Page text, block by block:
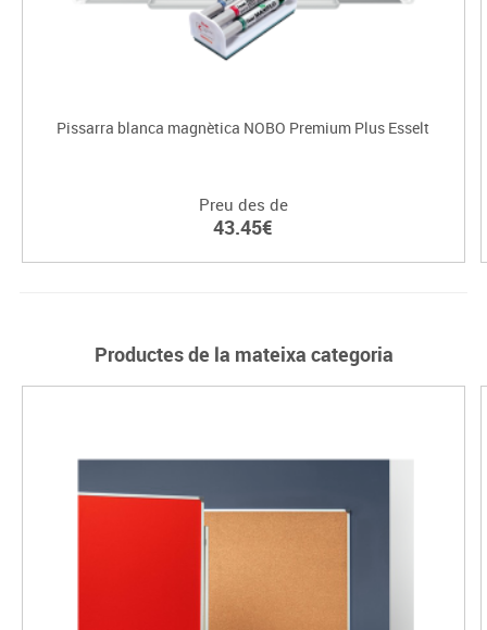
Pissarra blanca magnètica NOBO Premium Plus Esselt
Preu des de
43.45€
Productes de la mateixa categoria